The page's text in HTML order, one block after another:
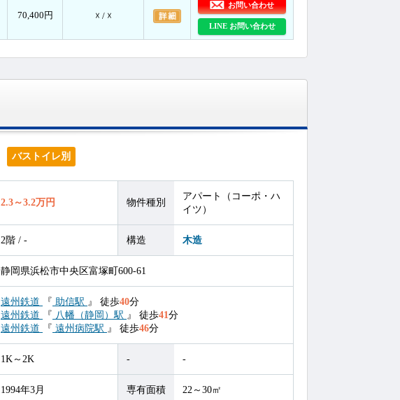
70,400円 ☓ / ☓
お問い合わせ
LINE お問い合わせ
バストイレ別
2.3～3.2万円 物件種別
アパート（コーポ・ハ
イツ）
2階 / - 構造 木造
静岡県浜松市中央区富塚町600-61
遠州鉄道 『 助信駅 』 徒歩40分
遠州鉄道
『 八幡（静岡）駅 』 徒歩41分
遠州鉄道
『 遠州病院駅 』 徒歩46分
1K～2K - -
1994年3月 専有面積 22～30㎡